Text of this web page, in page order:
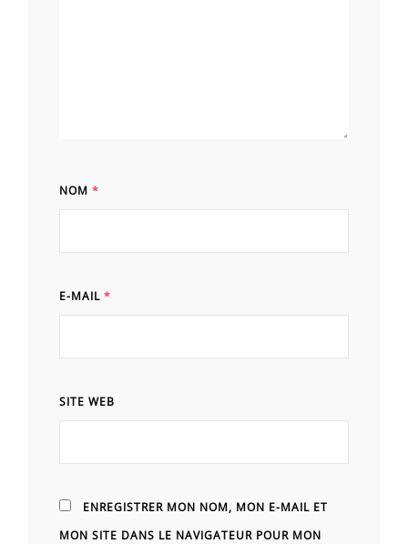
NOM *
E-MAIL *
SITE WEB
ENREGISTRER MON NOM, MON E-MAIL ET
MON SITE DANS LE NAVIGATEUR POUR MON